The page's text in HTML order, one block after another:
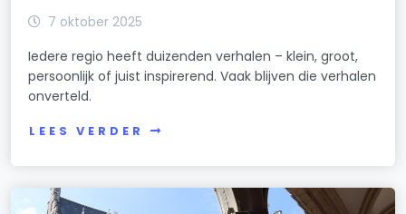
7 oktober 2025
Iedere regio heeft duizenden verhalen – klein, groot,
persoonlijk of juist inspirerend. Vaak blijven die verhalen
onverteld.
LEES VERDER